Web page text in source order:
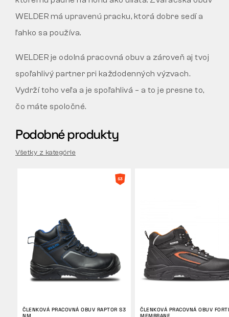
WELDER má upravenú pracku, ktorá dobre sedí a
ľahko sa používa.
WELDER je odolná pracovná obuv a zároveň aj tvoj
spoľahlivý partner pri každodenných výzvach.
Vydrží toho veľa a je spoľahlivá – a to je presne to,
čo máte spoločné.
Podobné produkty
Všetky z kategórie
ČLENKOVÁ PRACOVNÁ OBUV RAPTOR S3
NM
ČLENKOVÁ PRACOVNÁ OBUV
MEMBRANE